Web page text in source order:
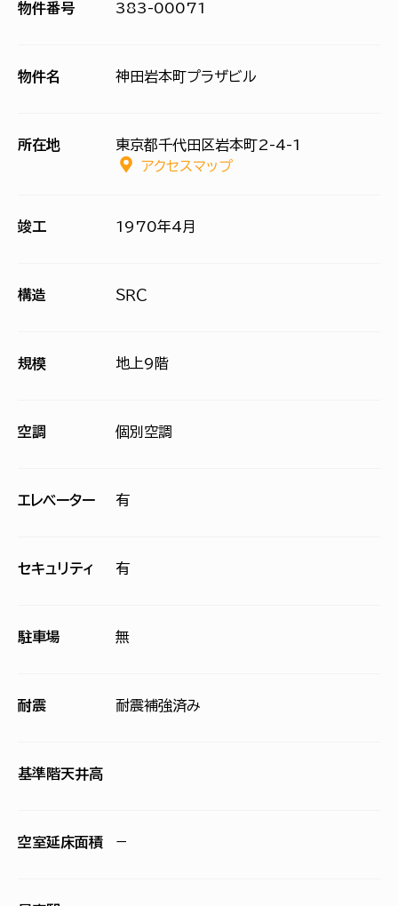
物件番号 383-00071
物件名 神田岩本町プラザビル
所在地
東京都千代田区岩本町2-4-1
アクセスマップ
竣工 1970年4月
構造 ＳＲＣ
規模 地上9階
空調 個別空調
エレベーター 有
セキュリティ 有
駐車場 無
耐震 耐震補強済み
基準階天井高
空室延床面積 −